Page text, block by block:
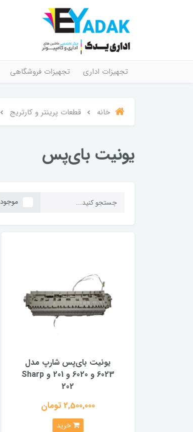
تجهیزات اداری تجهیزات فروشگاهی
خانه قطعات پرینتر و کارتریج
یونیت بای‌پس
موجود
یونیت بای‌پس شارپ مدل
6023 و 6020 و 201 و Sharp
202
2,500,000 تومان
خرید